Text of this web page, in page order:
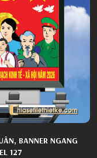
BANNER NGANG
127